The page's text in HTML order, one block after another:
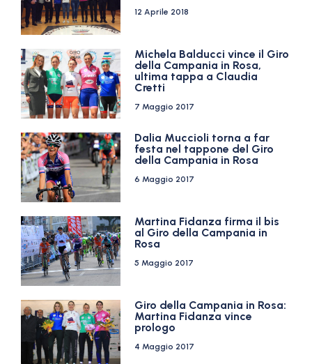
12 Aprile 2018
Michela Balducci vince il Giro
della Campania in Rosa,
ultima tappa a Claudia
Cretti
7 Maggio 2017
Dalia Muccioli torna a far
festa nel tappone del Giro
della Campania in Rosa
6 Maggio 2017
Martina Fidanza firma il bis
al Giro della Campania in
Rosa
5 Maggio 2017
Giro della Campania in Rosa:
Martina Fidanza vince
prologo
4 Maggio 2017